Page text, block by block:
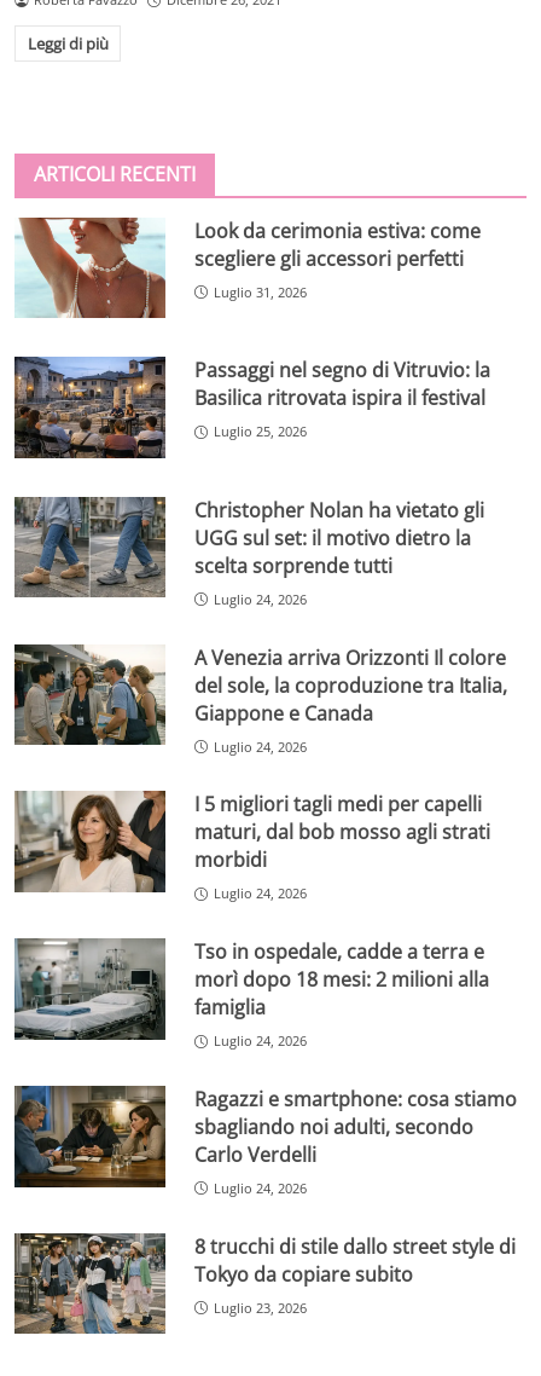
Leggi di più
ARTICOLI RECENTI
Look da cerimonia estiva: come
scegliere gli accessori perfetti
Luglio 31, 2026
Passaggi nel segno di Vitruvio: la
Basilica ritrovata ispira il festival
Luglio 25, 2026
Christopher Nolan ha vietato gli
UGG sul set: il motivo dietro la
scelta sorprende tutti
Luglio 24, 2026
A Venezia arriva Orizzonti Il colore
del sole, la coproduzione tra Italia,
Giappone e Canada
Luglio 24, 2026
I 5 migliori tagli medi per capelli
maturi, dal bob mosso agli strati
morbidi
Luglio 24, 2026
Tso in ospedale, cadde a terra e
morì dopo 18 mesi: 2 milioni alla
famiglia
Luglio 24, 2026
Ragazzi e smartphone: cosa stiamo
sbagliando noi adulti, secondo
Carlo Verdelli
Luglio 24, 2026
8 trucchi di stile dallo street style di
Tokyo da copiare subito
Luglio 23, 2026